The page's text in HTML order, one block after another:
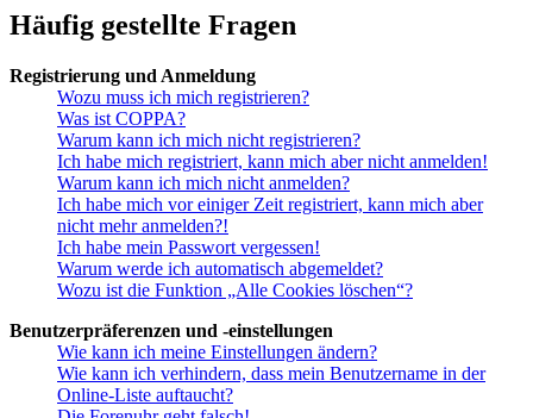
Häufig gestellte Fragen
Registrierung und Anmeldung
Wozu muss ich mich registrieren?
Was ist COPPA?
Warum kann ich mich nicht registrieren?
Ich habe mich registriert, kann mich aber nicht anmelden!
Warum kann ich mich nicht anmelden?
Ich habe mich vor einiger Zeit registriert, kann mich aber
nicht mehr anmelden?!
Ich habe mein Passwort vergessen!
Warum werde ich automatisch abgemeldet?
Wozu ist die Funktion „Alle Cookies löschen“?
Benutzerpräferenzen und -einstellungen
Wie kann ich meine Einstellungen ändern?
Wie kann ich verhindern, dass mein Benutzername in der
Online-Liste auftaucht?